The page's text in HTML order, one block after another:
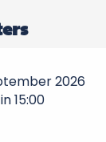
2026
15:00